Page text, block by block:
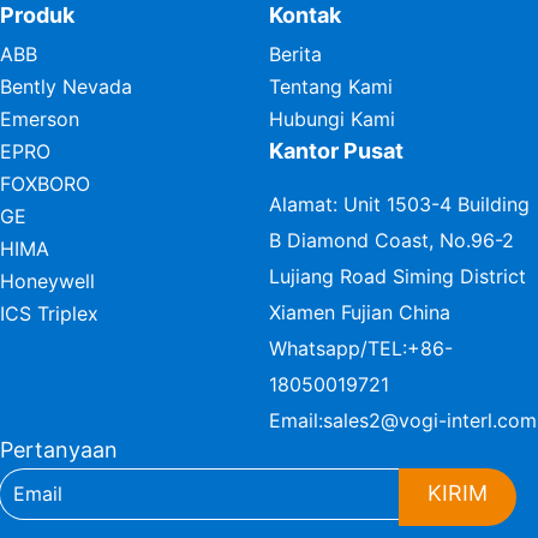
Produk
ABB
Bently Nevada
Emerson
EPRO
FOXBORO
GE
HIMA
Honeywell
ICS Triplex
Kontak
Berita
Tentang Kami
Hubungi Kami
Kantor Pusat
Alamat: Unit 1503-4 Building
B Diamond Coast, No.96-2
Lujiang Road Siming District
Xiamen Fujian China
Whatsapp/TEL:+86-
18050019721
Email:sales2@vogi-interl.com
Pertanyaan
KIRIM